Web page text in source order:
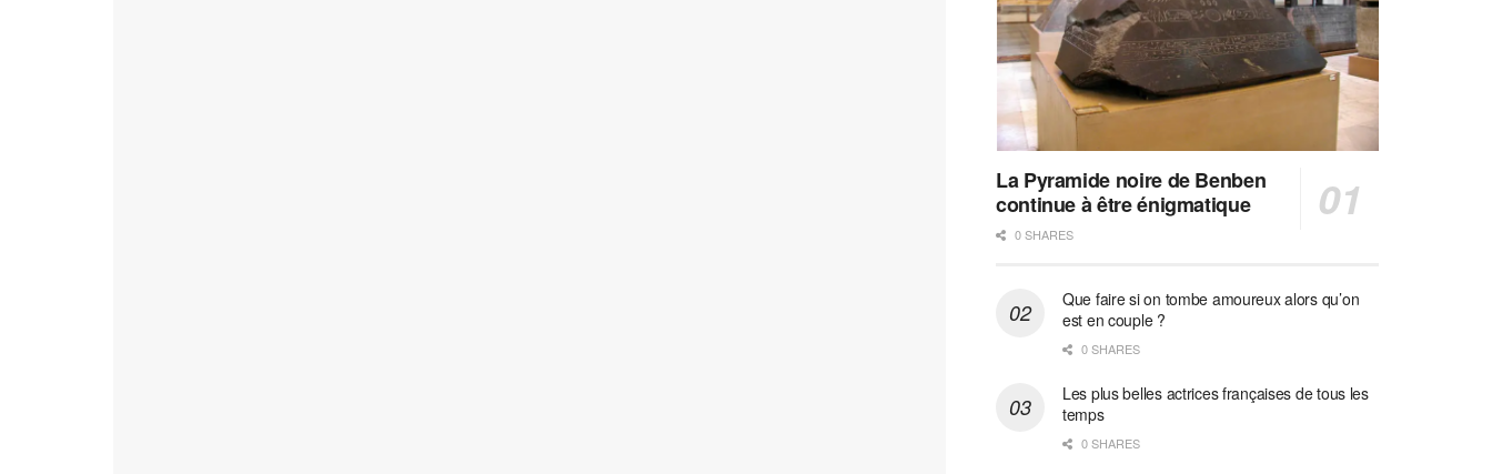
La Pyramide noire de Benben
continue à être énigmatique
0 SHARES
Que faire si on tombe amoureux alors qu’on
est en couple ?
0 SHARES
Les plus belles actrices françaises de tous les
temps
0 SHARES